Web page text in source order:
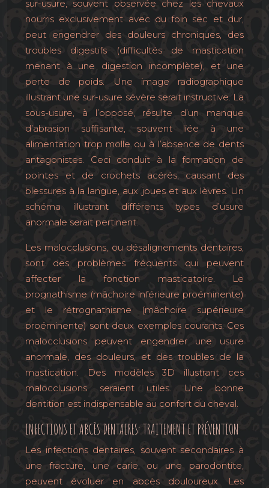
sur-usure, souvent observée chez les chevaux
nourris exclusivement avec du foin sec et dur,
peut engendrer des douleurs chroniques, des
troubles digestifs (difficultés de mastication
menant à une digestion incomplète), et une
perte de poids. Une image radiographique
illustrant une sur-usure sévère serait instructive. La
sous-usure, à l’opposé, résulte d’un manque
d’abrasion suffisante, souvent liée à une
alimentation trop molle ou à l’absence de dents
antagonistes. Ceci conduit à la formation de
pointes et de crochets acérés, causant des
blessures à la langue, aux joues et aux lèvres. Un
schéma illustrant différents types d’usure
anormale serait pertinent.
Les malocclusions, ou désalignements dentaires,
sont des problèmes fréquents qui peuvent
affecter la fonction masticatoire. Le
prognathisme (mâchoire inférieure proéminente)
et le rétrognathisme (mâchoire supérieure
proéminente) sont deux exemples courants. Ces
malocclusions peuvent engendrer une usure
anormale, des douleurs, et des troubles de la
mastication. Des modèles 3D illustrant ces
malocclusions seraient utiles. Une bonne
dentition est indispensable au confort du cheval.
INFECTIONS ET ABCÈS DENTAIRES: TRAITEMENT ET PRÉVENTION
Les infections dentaires, souvent secondaires à
une fracture, une carie, ou une parodontite,
peuvent évoluer en abcès douloureux. Les